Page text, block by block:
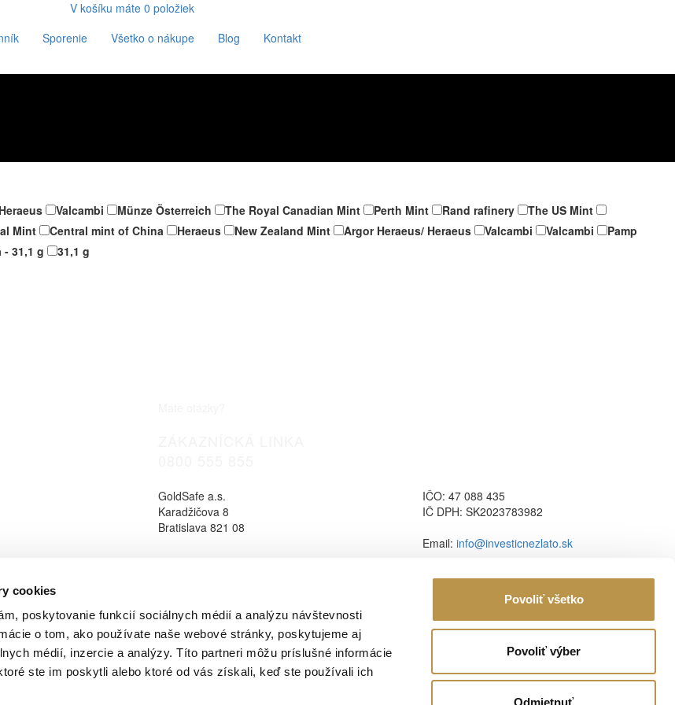
cookies
poskytovanie funkcií sociálnych médií a analýzu návštevnosti
o tom, ako používate naše webové stránky, poskytujeme aj
médií, inzercie a analýzy. Títo partneri môžu príslušné informácie
ste im poskytli alebo ktoré od vás získali, keď ste používali ich
Povoliť všetko
Povoliť výber
Odmietnuť
V košíku máte 0 položiek
Sporenie Všetko o nákupe Blog Kontakt
Valcambi Münze Österreich The Royal Canadian Mint Perth Mint Rand rafinery
The US Mint
Mint
Central mint of China Heraeus New Zealand Mint Argor Heraeus/ Heraeus Valcambi Valcambi
Pamp
- 31,1 g 31,1 g
GoldSafe a.s.
Karadžičova 8
Bratislava 821 08
IČO: 47 088 435
IČ DPH: SK2023783982
Email: info@investicnezlato.sk